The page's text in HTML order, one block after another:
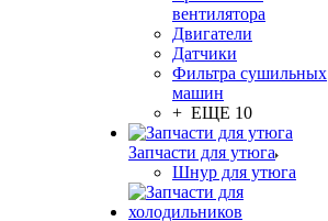
вентилятора
Двигатели
Датчики
Фильтра сушильных
машин
+ ЕЩЕ 10
Запчасти для утюга
Шнур для утюга